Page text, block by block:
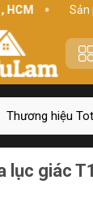
Sản phẩm
Thương hiệu
lục giác